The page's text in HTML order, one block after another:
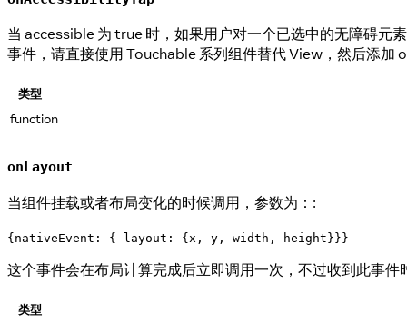
当 accessible 为 true 时，如果用户对一个已选中的无障碍元
事件，请直接使用 Touchable 系列组件替代 View，然后添加
类型
function
onLayout
当组件挂载或者布局变化的时候调用，参数为：:
{nativeEvent: { layout: {x, y, width, height}}}
这个事件会在布局计算完成后立即调用一次，不过收到此事
类型